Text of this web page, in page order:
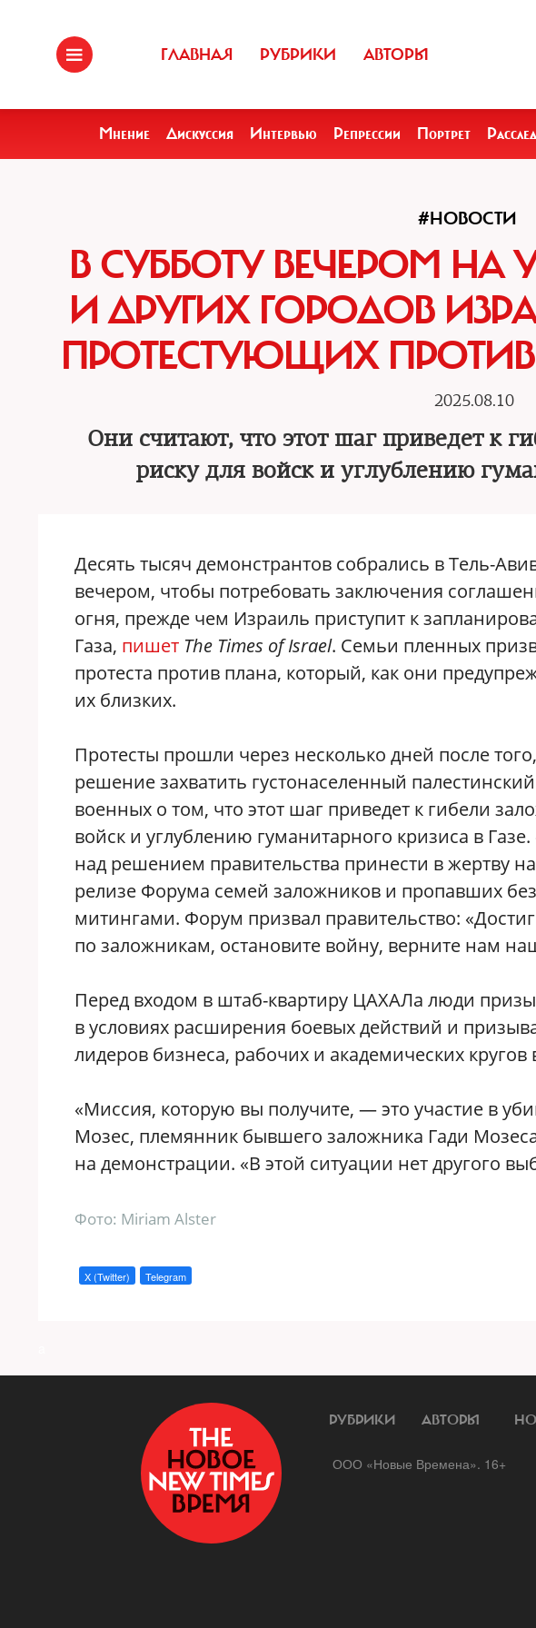
ГЛАВНАЯ РУБРИКИ АВТОРЫ
Мнение Дискуссия Интервью Репрессии Портрет
#НОВОСТИ
В СУББОТУ ВЕЧЕРОМ НА
И ДРУГИХ ГОРОДОВ
ПРОТЕСТУЮЩИХ
2025.08.10
Они считают, что этот шаг приведет к
риску для войск и углублению
Десять тысяч демонстрантов собрались в Тель-
вечером, чтобы потребовать заключения
огня, прежде чем Израиль приступит к
Газа, пишет The Times of Israel. Семьи пленных
протеста против плана, который, как они
их близких.
Протесты прошли через несколько дней после
решение захватить густонаселенный
военных о том, что этот шаг приведет к гибели
войск и углублению гуманитарного кризиса в
над решением правительства принести в жертву
релизе Форума семей заложников и пропавших
митингами. Форум призвал правительство:
по заложникам, остановите войну, верните нам
Перед входом в штаб-квартиру ЦАХАЛа люди
в условиях расширения боевых действий и
лидеров бизнеса, рабочих и академических кругов
«Миссия, которую вы получите, — это участие в
Мозес, племянник бывшего заложника Гади
на демонстрации. «В этой ситуации нет другого
Фото: Miriam Alster
X (Twitter) Telegram
РУБРИКИ АВТОРЫ
ООО «Новые Времена». 16+